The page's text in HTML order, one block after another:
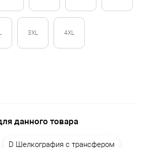
3XL 4XL
данного товара
D Шелкография с трансфером